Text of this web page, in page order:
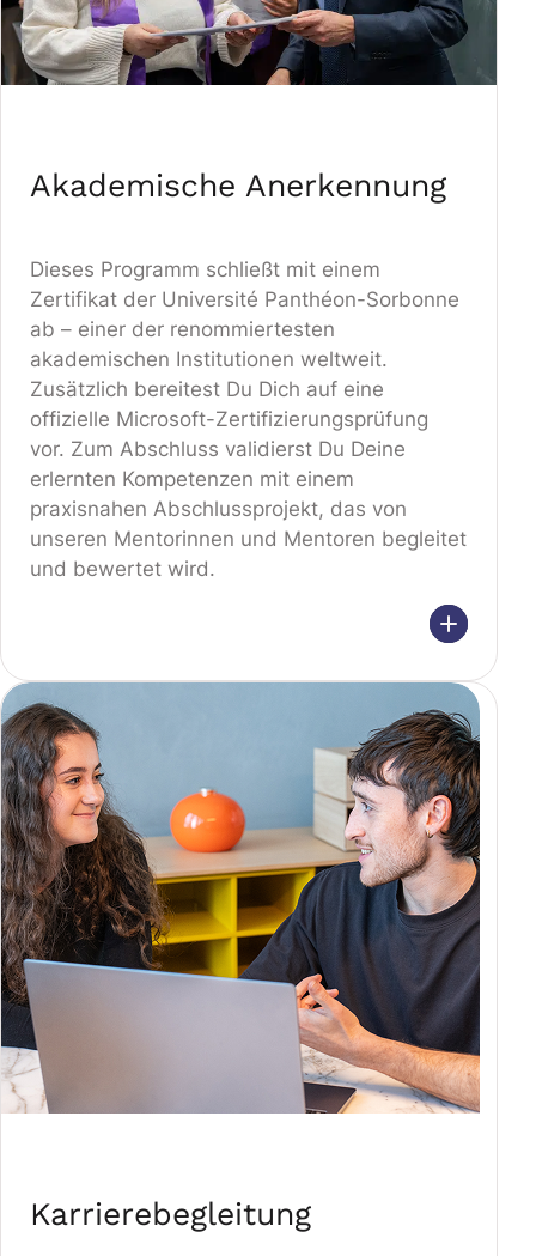
Akademische Anerkennung
Dieses Programm schließt mit einem
Zertifikat der Université Panthéon-Sorbonne
ab – einer der renommiertesten
akademischen Institutionen weltweit.
Zusätzlich bereitest Du Dich auf eine
offizielle Microsoft-Zertifizierungsprüfung
vor. Zum Abschluss validierst Du Deine
erlernten Kompetenzen mit einem
praxisnahen Abschlussprojekt, das von
unseren Mentorinnen und Mentoren begleitet
und bewertet wird.
Karrierebegleitung